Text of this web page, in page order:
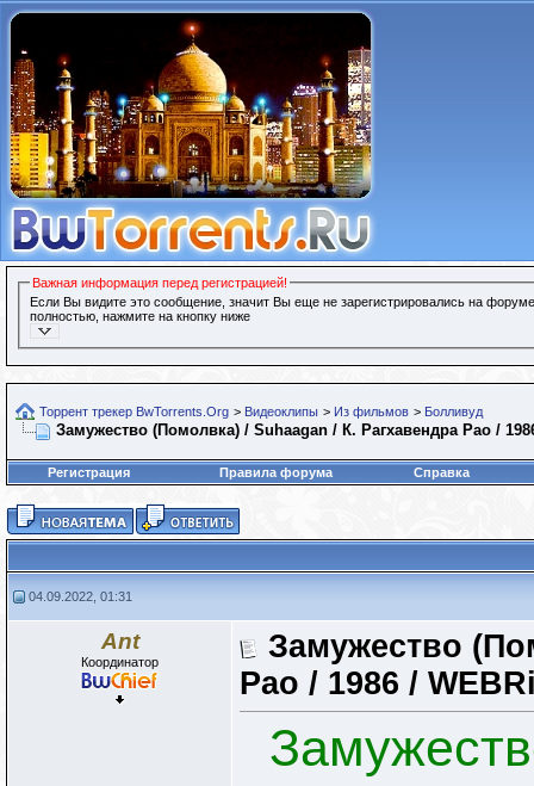
Важная информация перед регистрацией!
Если Вы видите это сообщение, значит Вы еще не зарегистрировались на
полностью, нажмите на кнопку ниже
Торрент трекер BwTorrents.Org > Видеоклипы > Из фильмов > Болливуд
Замужество (Помолвка) / Suhaagan / К. Рагхавендра Рао /
Регистрация Правила форума Справка
04.09.2022, 01:31
Ant
Координатор
Замужество
Рао / 1986 /